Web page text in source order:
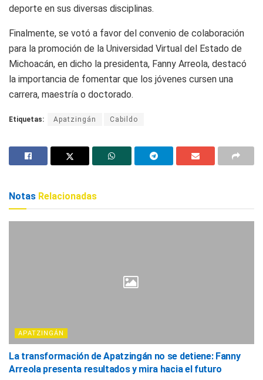
deporte en sus diversas disciplinas.
Finalmente, se votó a favor del convenio de colaboración
para la promoción de la Universidad Virtual del Estado de
Michoacán, en dicho la presidenta, Fanny Arreola, destacó
la importancia de fomentar que los jóvenes cursen una
carrera, maestría o doctorado.
Etiquetas: Apatzingán Cabildo
Notas Relacionadas
APATZINGÁN
La transformación de Apatzingán no se detiene: Fanny
Arreola presenta resultados y mira hacia el futuro